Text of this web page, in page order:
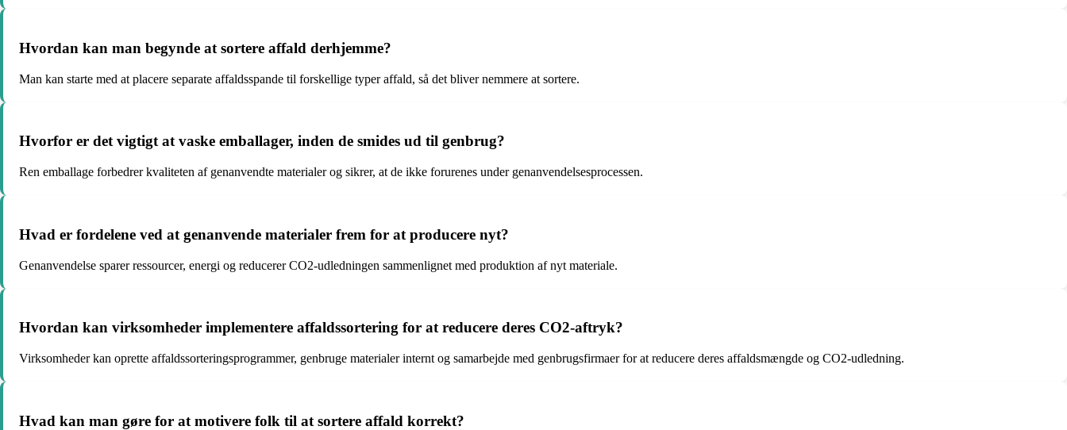
Hvordan kan man begynde at sortere affald derhjemme?
Man kan starte med at placere separate affaldsspande til forskellige typer affald, så det bliver nemmere at sortere.
Hvorfor er det vigtigt at vaske emballager, inden de smides ud til genbrug?
Ren emballage forbedrer kvaliteten af genanvendte materialer og sikrer, at de ikke forurenes under genanvendelsesprocessen.
Hvad er fordelene ved at genanvende materialer frem for at producere nyt?
Genanvendelse sparer ressourcer, energi og reducerer CO2-udledningen sammenlignet med produktion af nyt materiale.
Hvordan kan virksomheder implementere affaldssortering for at reducere deres CO2-aftryk?
Virksomheder kan oprette affaldssorteringsprogrammer, genbruge materialer internt og samarbejde med genbrugsfirmaer for at reducere deres affaldsmængde og CO2-udledning.
Hvad kan man gøre for at motivere folk til at sortere affald korrekt?